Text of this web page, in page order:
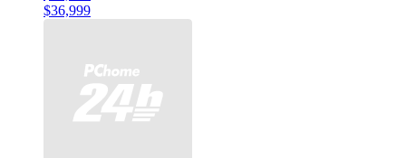
$36,999